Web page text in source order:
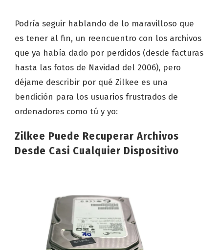
Podría seguir hablando de lo maravilloso que
es tener al fin, un reencuentro con los archivos
que ya había dado por perdidos (desde facturas
hasta las fotos de Navidad del 2006), pero
déjame describir por qué Zilkee es una
bendición para los usuarios frustrados de
ordenadores como tú y yo:
Zilkee Puede Recuperar Archivos
Desde Casi Cualquier Dispositivo